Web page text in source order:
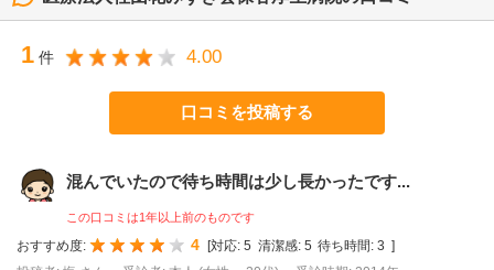
1 件 4.00
口コミを投稿する
混んでいたので待ち時間は少し長かったです...
この口コミは1年以上前のものです
おすすめ度: 4 [対応: 5 清潔感: 5 待ち時間: 3 ]